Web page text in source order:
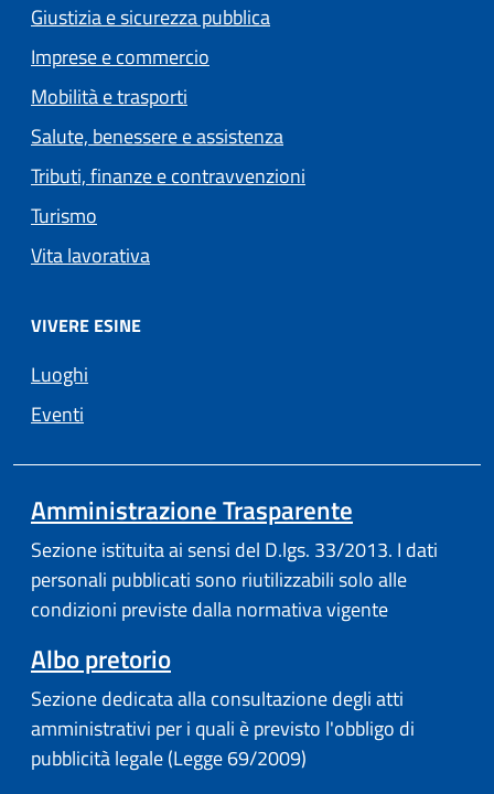
Giustizia e sicurezza pubblica
Imprese e commercio
Mobilità e trasporti
Salute, benessere e assistenza
Tributi, finanze e contravvenzioni
Turismo
Vita lavorativa
VIVERE ESINE
Luoghi
Eventi
Amministrazione Trasparente
Sezione istituita ai sensi del D.lgs. 33/2013. I dati
personali pubblicati sono riutilizzabili solo alle
condizioni previste dalla normativa vigente
Albo pretorio(apre in un'altra scheda).
Sezione dedicata alla consultazione degli atti
amministrativi per i quali è previsto l'obbligo di
pubblicità legale (Legge 69/2009)